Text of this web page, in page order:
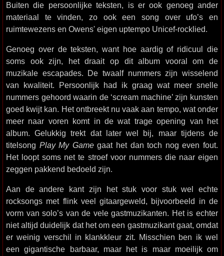
Buiten die persoonlijke teksten, is er ook genoeg ander
materiaal te vinden, zo ook een song over ufo’s en
ruimtewezens en Owens' eigen uptempo Unicef-rocklied.
Genoeg over de teksten, want hoe aardig of ridicuul die
soms ook zijn, het draait op dit album vooral om de
muzikale escapades. De twaalf nummers zijn wisselend
van kwaliteit. Persoonlijk had ik graag wat meer snelle
nummers gehoord waarin de ‘scream machine’ zijn kunsten
goed kwijt kan. Het ontbreekt nu vaak aan tempo, wat onder
meer naar voren komt in de wat trage opening van het
album. Gelukkig trekt dat later wel bij, maar tijdens de
titelsong Play My Gamegaat het dan toch nog even fout.
Het loopt soms net te stroef voor nummers die naar eigen
zeggen pakkend bedoeld zijn.
Aan de andere kant zijn het stuk voor stuk wel echte
rocksongs met flink veel gitaargeweld, bijvoorbeeld in de
vorm van solo’s van de vele gastmuzikanten. Het is echter
niet altijd duidelijk dat het om een gastmuzikant gaat, omdat
er weinig verschil in klankkleur zit. Misschien ben ik wel
een gigantische barbaar, maar het is maar moeilijk om